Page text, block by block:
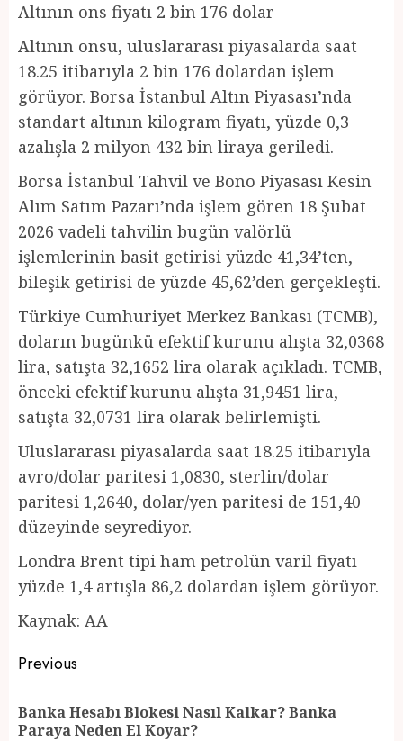
Altının ons fiyatı 2 bin 176 dolar
Altının onsu, uluslararası piyasalarda saat
18.25 itibarıyla 2 bin 176 dolardan işlem
görüyor. Borsa İstanbul Altın Piyasası’nda
standart altının kilogram fiyatı, yüzde 0,3
azalışla 2 milyon 432 bin liraya geriledi.
Borsa İstanbul Tahvil ve Bono Piyasası Kesin
Alım Satım Pazarı’nda işlem gören 18 Şubat
2026 vadeli tahvilin bugün valörlü
işlemlerinin basit getirisi yüzde 41,34’ten,
bileşik getirisi de yüzde 45,62’den gerçekleşti.
Türkiye Cumhuriyet Merkez Bankası (TCMB),
doların bugünkü efektif kurunu alışta 32,0368
lira, satışta 32,1652 lira olarak açıkladı. TCMB,
önceki efektif kurunu alışta 31,9451 lira,
satışta 32,0731 lira olarak belirlemişti.
Uluslararası piyasalarda saat 18.25 itibarıyla
avro/dolar paritesi 1,0830, sterlin/dolar
paritesi 1,2640, dolar/yen paritesi de 151,40
düzeyinde seyrediyor.
Londra Brent tipi ham petrolün varil fiyatı
yüzde 1,4 artışla 86,2 dolardan işlem görüyor.
Kaynak: AA
Post
navigation
Previous
Banka Hesabı Blokesi Nasıl Kalkar? Banka
Paraya Neden El Koyar?